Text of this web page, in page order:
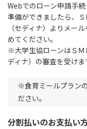
Webでのローン申請手続
準備ができましたら、
（セディナ）よりメー
めてください。
※大学生協ローンはＳＭ
ディナ）の審査を受け
※食育ミールプラン
ださい。
分割払いのお支払い